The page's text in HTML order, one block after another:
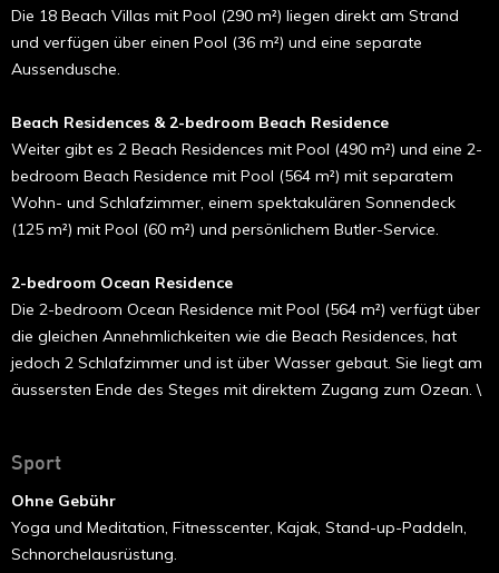
Die 18 Beach Villas mit Pool (290 m²) liegen direkt am Strand
und verfügen über einen Pool (36 m²) und eine separate
Aussendusche.
Beach Residences & 2-bedroom Beach Residence
Weiter gibt es 2 Beach Residences mit Pool (490 m²) und eine 2-
bedroom Beach Residence mit Pool (564 m²) mit separatem
Wohn- und Schlafzimmer, einem spektakulären Sonnendeck
(125 m²) mit Pool (60 m²) und persönlichem Butler-Service.
2-bedroom Ocean Residence
Die 2-bedroom Ocean Residence mit Pool (564 m²) verfügt über
die gleichen Annehmlichkeiten wie die Beach Residences, hat
jedoch 2 Schlafzimmer und ist über Wasser gebaut. Sie liegt am
äussersten Ende des Steges mit direktem Zugang zum Ozean. \
Sport
Ohne Gebühr
Yoga und Meditation, Fitnesscenter, Kajak, Stand-up-Paddeln,
Schnorchelausrüstung.